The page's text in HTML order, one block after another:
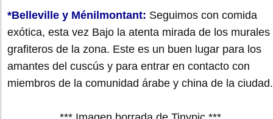
*Belleville y Ménilmontant: Seguimos con comida
exótica, esta vez Bajo la atenta mirada de los murales
grafiteros de la zona. Este es un buen lugar para los
amantes del cuscús y para entrar en contacto con
miembros de la comunidad árabe y china de la ciudad.